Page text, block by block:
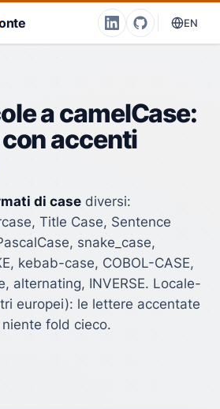
EN
a camelCase:
accenti
di case diversi:
Title Case, Sentence
snake_case,
kebab-case, COBOL-CASE,
alternating, INVERSE. Locale-
europei): le lettere accentate
fold cieco.